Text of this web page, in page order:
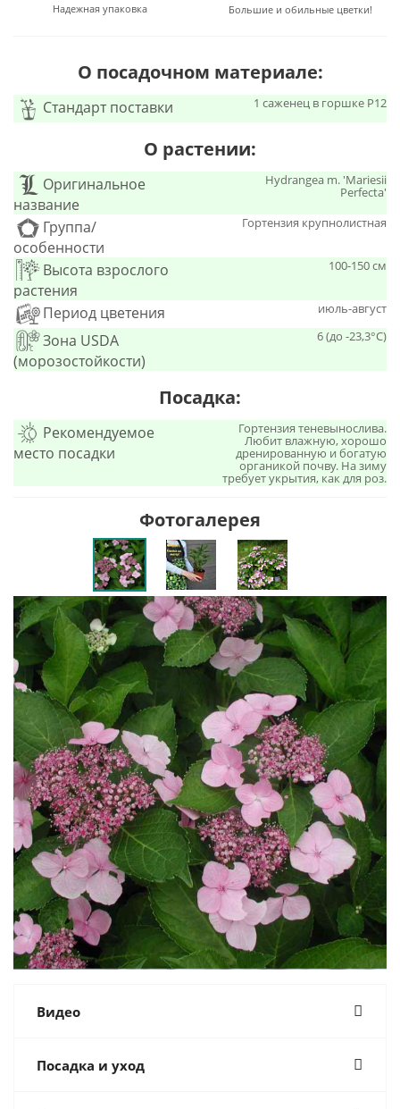
Надежная упаковка Большие и обильные цветки!
О посадочном материале:
Стандарт поставки 1 саженец в горшке Р12
О растении:
Оригинальное
название
Hydrangea m. 'Mariesii
Perfecta'
Группа/
особенности
Гортензия крупнолистная
Высота взрослого
растения
100-150 см
Период цветения июль-август
Зона USDA
(морозостойкости)
6 (до -23,3°С)
Посадка:
Рекомендуемое
место посадки
Гортензия теневынослива.
Любит влажную, хорошо
дренированную и богатую
органикой почву. На зиму
требует укрытия, как для роз.
Фотогалерея
Видео
Посадка и уход